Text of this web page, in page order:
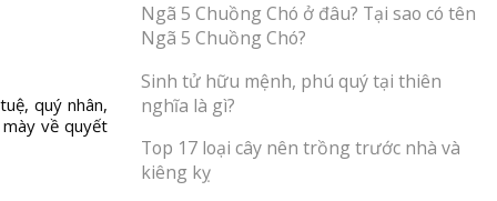
quý nhân,
về quyết
Ngã 5 Chuồng Chó ở đâu? Tại sao có tên
Ngã 5 Chuồng Chó?
Sinh tử hữu mệnh, phú quý tại thiên
nghĩa là gì?
Top 17 loại cây nên trồng trước nhà và
kiêng kỵ